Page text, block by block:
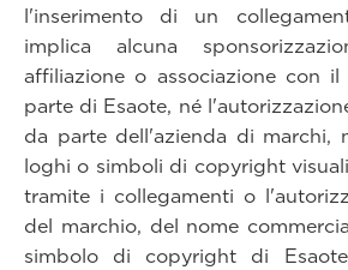
l'inserimento di un
implica alcuna
affiliazione o associazione con
parte di Esaote, né
da parte dell'azienda di marchi,
loghi o simboli di copyright
tramite i collegamenti o
del marchio, del nome
simbolo di copyright di